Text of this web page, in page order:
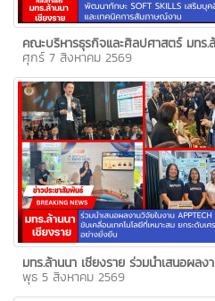
คณะบริหารธุรกิจและศิลปศาสตร์ มทร.ล้
ศุกร์ 7 สิงหาคม 2569
มทร.ล้านนา เชียงราย ร่วมนำเสนอผลง
พุธ 5 สิงหาคม 2569